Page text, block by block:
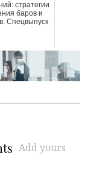
стратегии
баров и
Спецвыпуск
Add yours